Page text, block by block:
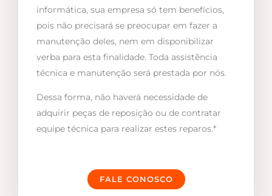
informática, sua empresa só tem benefícios,
pois não precisará se preocupar em fazer a
manutenção deles, nem em disponibilizar
verba para esta finalidade. Toda assistência
técnica e manutenção será prestada por nós.
Dessa forma, não haverá necessidade de
adquirir peças de reposição ou de contratar
equipe técnica para realizar estes reparos.*
FALE CONOSCO